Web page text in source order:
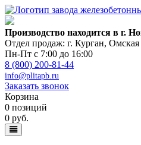
Производство находится в г.
Отдел продаж: г. Курган, Омская
Пн-Пт с 7:00 до 16:00
8 (800) 200-81-44
info@plitapb.ru
Заказать звонок
Корзина
0 позиций
0 руб.